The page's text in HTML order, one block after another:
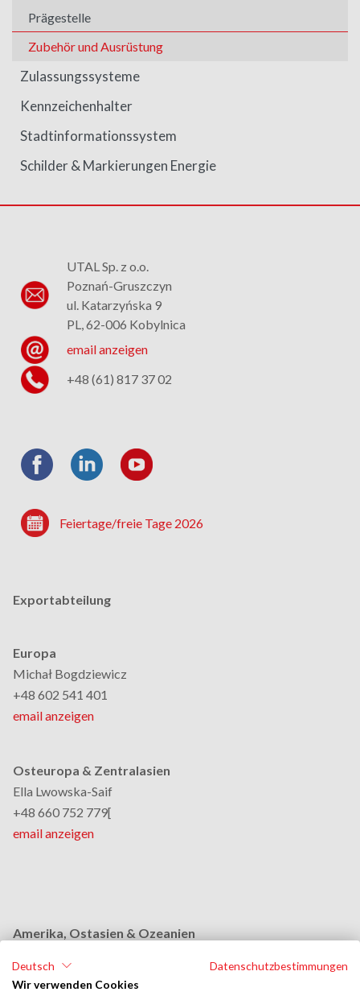
Prägestelle
Zubehör und Ausrüstung
Zulassungssysteme
Kennzeichenhalter
Stadtinformationssystem
Schilder & Markierungen Energie
UTAL Sp. z o.o.
Poznań-Gruszczyn
ul. Katarzyńska 9
PL, 62-006 Kobylnica
email anzeigen
+48 (61) 817 37 02
Feiertage/freie Tage 2026
Exportabteilung
Europa
Michał Bogdziewicz
+48 602 541 401
email anzeigen
Osteuropa & Zentralasien
Ella Lwowska-Saif
+48 660 752 779[
email anzeigen
Amerika, Ostasien & Ozeanien
+48 664 954 631
Deutsch
Datenschutzbestimmungen
Wir verwenden Cookies